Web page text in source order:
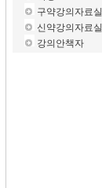
구약강의자료실
신약강의자료실
강의안책자